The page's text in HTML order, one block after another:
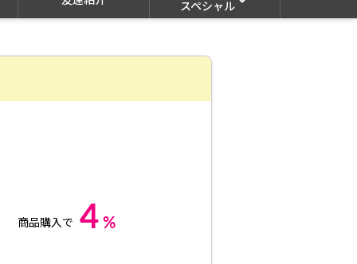
スペシャル
商品購入で 4 %